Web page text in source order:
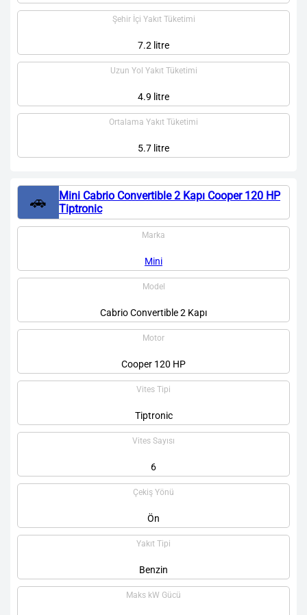
Şehir İçi Yakıt Tüketimi
7.2 litre
Uzun Yol Yakıt Tüketimi
4.9 litre
Ortalama Yakıt Tüketimi
5.7 litre
🚗
Mini Cabrio Convertible 2 Kapı Cooper 120 HP
Tiptronic
Marka
Mini
Model
Cabrio Convertible 2 Kapı
Motor
Cooper 120 HP
Vites Tipi
Tiptronic
Vites Sayısı
6
Çekiş Yönü
Ön
Yakıt Tipi
Benzin
Maks kW Gücü